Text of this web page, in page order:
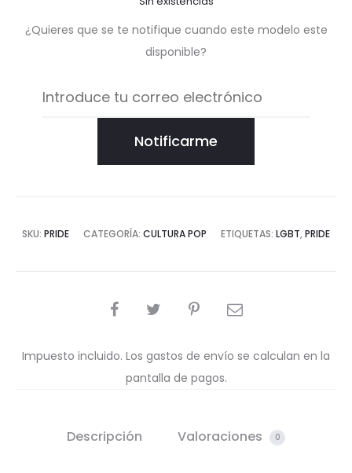
¿Quieres que se te notifique cuando este modelo este
disponible?
Notificarme
SKU: PRIDE CATEGORÍA: CULTURA POP ETIQUETAS: LGBT, PRIDE
COMPARTIR
Impuesto incluido. Los gastos de envío se calculan en la
pantalla de pagos.
Descripción Valoraciones 0